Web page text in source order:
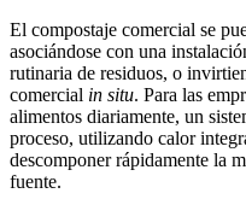
El compostaje comercial se
asociándose con una
rutinaria de residuos, o
comercial in situ. Para las
alimentos diariamente, un
proceso, utilizando calor
descomponer rápidamente la
fuente.